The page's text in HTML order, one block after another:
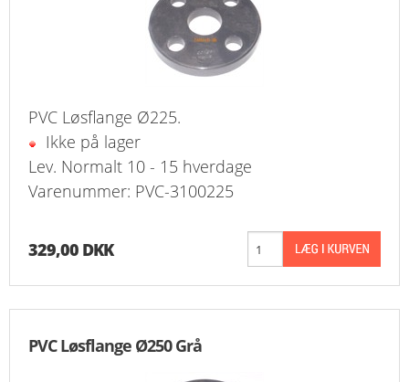
PVC Løsflange Ø225.
Ikke på lager
Lev. Normalt 10 - 15 hverdage
Varenummer: PVC-3100225
329,00 DKK
PVC Løsflange Ø250 Grå